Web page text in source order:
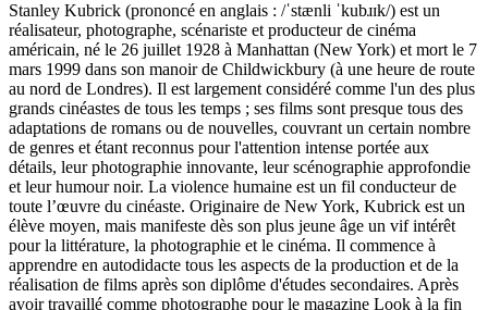
Stanley Kubrick (prononcé en anglais : /ˈstænli ˈkubɹɪk/) est un
réalisateur, photographe, scénariste et producteur de cinéma
américain, né le 26 juillet 1928 à Manhattan (New York) et mort le 7
mars 1999 dans son manoir de Childwickbury (à une heure de route
au nord de Londres). Il est largement considéré comme l'un des plus
grands cinéastes de tous les temps ; ses films sont presque tous des
adaptations de romans ou de nouvelles, couvrant un certain nombre
de genres et étant reconnus pour l'attention intense portée aux
détails, leur photographie innovante, leur scénographie approfondie
et leur humour noir. La violence humaine est un fil conducteur de
toute l’œuvre du cinéaste. Originaire de New York, Kubrick est un
élève moyen, mais manifeste dès son plus jeune âge un vif intérêt
pour la littérature, la photographie et le cinéma. Il commence à
apprendre en autodidacte tous les aspects de la production et de la
réalisation de films après son diplôme d'études secondaires. Après
avoir travaillé comme photographe pour le magazine Look à la fin